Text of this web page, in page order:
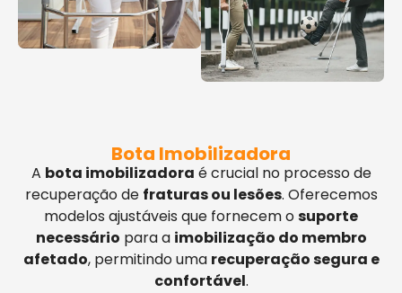
Bota Imobilizadora
A bota imobilizadora é crucial no processo de
recuperação de fraturas ou lesões. Oferecemos
modelos ajustáveis que fornecem osuporte
necessário para a imobilização do membro
afetado, permitindo uma recuperação segura e
confortável.